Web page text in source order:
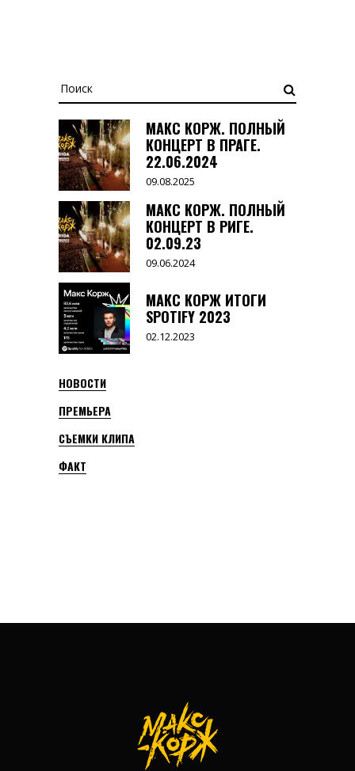
Search
for:
МАКС КОРЖ. ПОЛНЫЙ
КОНЦЕРТ В ПРАГЕ.
22.06.2024
09.08.2025
МАКС КОРЖ. ПОЛНЫЙ
КОНЦЕРТ В РИГЕ.
02.09.23
09.06.2024
МАКС КОРЖ ИТОГИ
SPOTIFY 2023
02.12.2023
НОВОСТИ
ПРЕМЬЕРА
СЪЕМКИ КЛИПА
ФАКТ